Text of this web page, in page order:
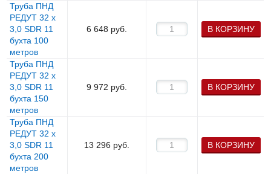
Труба ПНД
РЕДУТ 32 х
3,0 SDR 11
бухта 100
метров
6 648 руб. В КОРЗИНУ
Труба ПНД
РЕДУТ 32 х
3,0 SDR 11
бухта 150
метров
9 972 руб. В КОРЗИНУ
Труба ПНД
РЕДУТ 32 х
3,0 SDR 11
бухта 200
метров
13 296 руб. В КОРЗИНУ